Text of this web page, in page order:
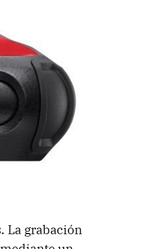
La grabación